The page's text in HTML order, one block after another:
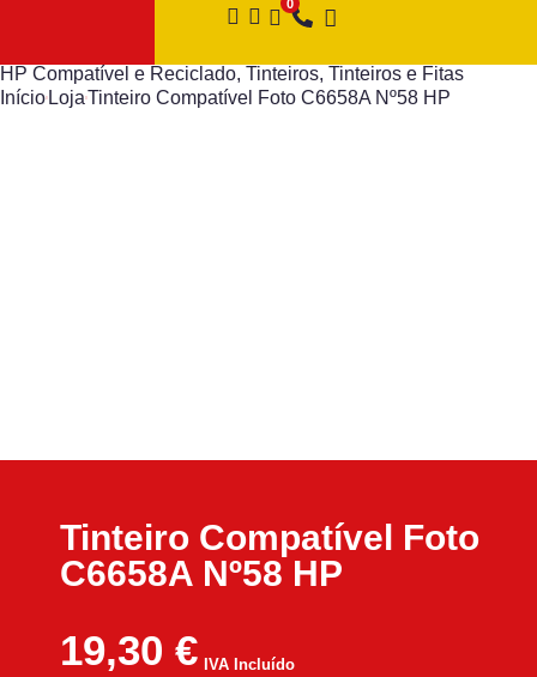
HP Compatível e Reciclado, Tinteiros, Tinteiros e Fitas
Início LojaTinteiro Compatível Foto C6658A Nº58 HP
Tinteiro Compatível Foto
C6658A Nº58 HP
19,30 € IVA Incluído